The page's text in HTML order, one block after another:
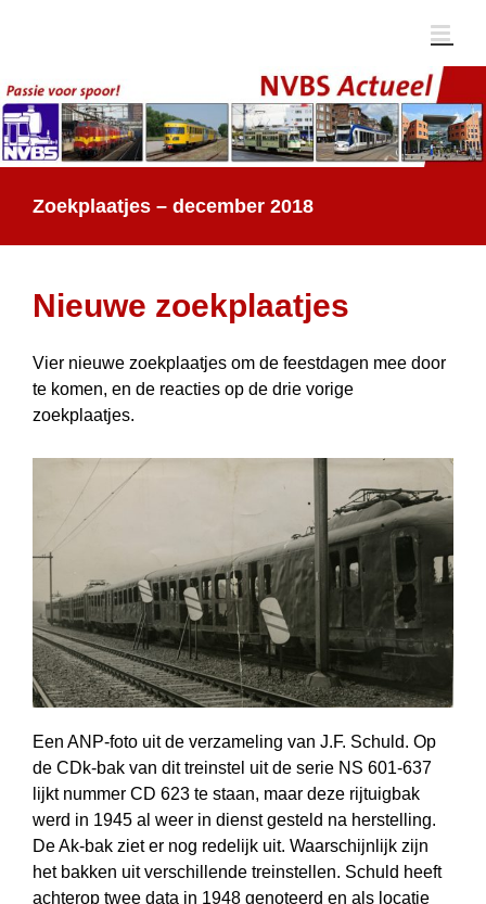
Zoekplaatjes – december 2018
Nieuwe zoekplaatjes
Vier nieuwe zoekplaatjes om de feestdagen mee door
te komen, en de reacties op de drie vorige
zoekplaatjes.
Een ANP-foto uit de verzameling van J.F. Schuld. Op
de CDk-bak van dit treinstel uit de serie NS 601-637
lijkt nummer CD 623 te staan, maar deze rijtuigbak
werd in 1945 al weer in dienst gesteld na herstelling.
De Ak-bak ziet er nog redelijk uit. Waarschijnlijk zijn
het bakken uit verschillende treinstellen. Schuld heeft
achterop twee data in 1948 genoteerd en als locatie